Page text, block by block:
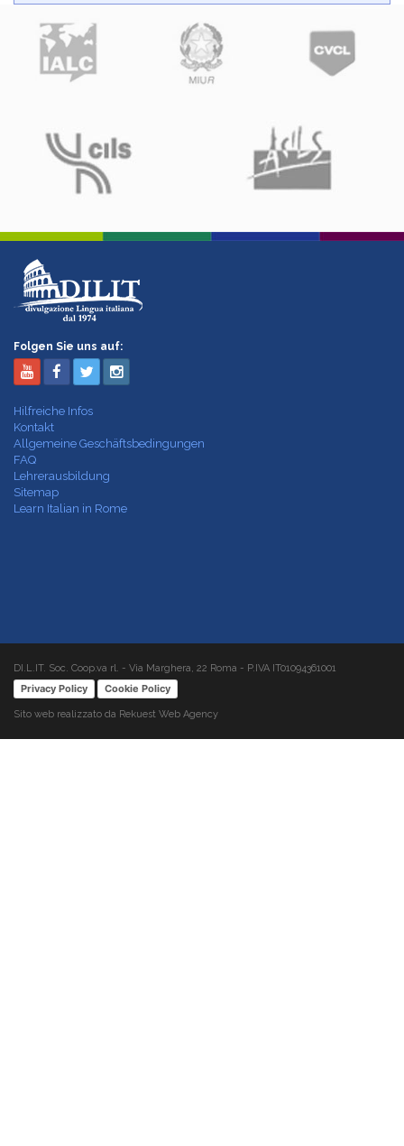
Folgen Sie uns auf:
Hilfreiche Infos
Kontakt
Allgemeine Geschäftsbedingungen
FAQ
Lehrerausbildung
Sitemap
Learn Italian in Rome
DI.L.IT. Soc. Coop.va rl. - Via Marghera, 22 Roma - P.IVA IT01094361001
Privacy Policy Cookie Policy
Sito web realizzato da Rekuest Web Agency